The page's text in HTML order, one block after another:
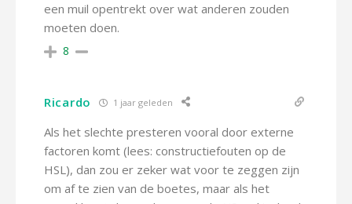
een muil opentrekt over wat anderen zouden
moeten doen.
8
Ricardo 1 jaar geleden
Als het slechte presteren vooral door externe
factoren komt (lees: constructiefouten op de
HSL), dan zou er zeker wat voor te zeggen zijn
om af te zien van de boetes, maar als het